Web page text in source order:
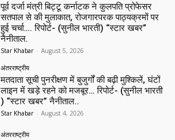
पूर्व दर्जा मंत्री बिट्टू कर्नाटक ने कुलपति प्रोफेसर
सतपाल से की मुलाकात, रोजगारपरक पाठ्यक्रमों पर
हुई चर्चा…. रिपोर्ट- (सुनील भारती) “स्टार खबर”
नैनीताल.
Star Khabar - August 5, 2026
अंतरराष्ट्रीय
मतदाता सूची पुनरीक्षण में बुजुर्गों की बढ़ी मुश्किलें, घंटों
लाइन में खड़े रहने को मजबूर… रिपोर्ट- (सुनील भारती
) “स्टार खबर” नैनीताल..
Star Khabar - August 4, 2026
अंतरराष्ट्रीय